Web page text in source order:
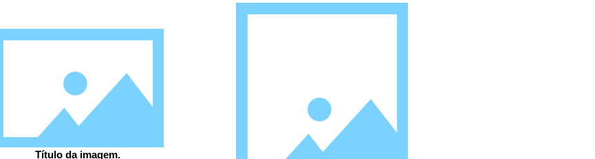
Título da imagem.